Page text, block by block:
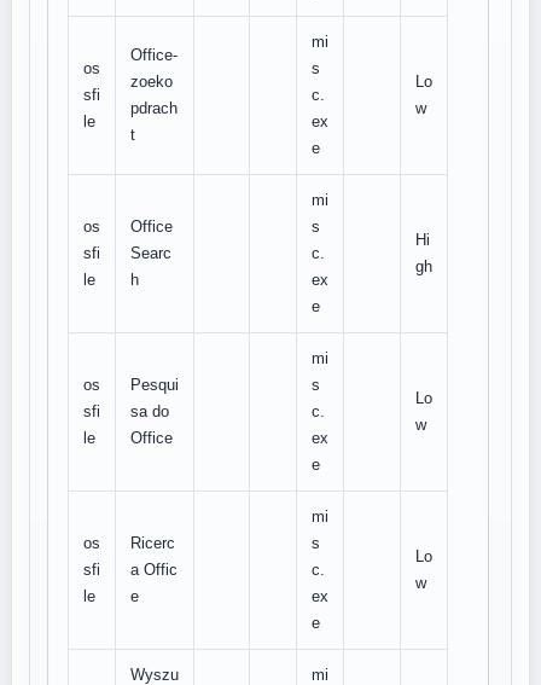
os
sfi
le
Office-
zoeko
pdrach
t
mi
s
c.
ex
e
Lo
w
os
sfi
le
Office
Searc
h
mi
s
c.
ex
e
Hi
gh
os
sfi
le
Pesqui
sa do
Office
mi
s
c.
ex
e
Lo
w
os
sfi
le
Ricerc
a Offic
e
mi
s
c.
ex
e
Lo
w
Wyszu
mi